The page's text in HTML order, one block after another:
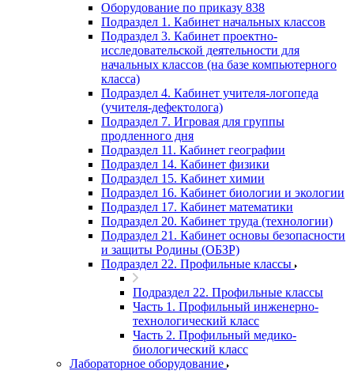
Оборудование по приказу 838
Подраздел 1. Кабинет начальных классов
Подраздел 3. Кабинет проектно-
исследовательской деятельности для
начальных классов (на базе компьютерного
класса)
Подраздел 4. Кабинет учителя-логопеда
(учителя-дефектолога)
Подраздел 7. Игровая для группы
продленного дня
Подраздел 11. Кабинет географии
Подраздел 14. Кабинет физики
Подраздел 15. Кабинет химии
Подраздел 16. Кабинет биологии и экологии
Подраздел 17. Кабинет математики
Подраздел 20. Кабинет труда (технологии)
Подраздел 21. Кабинет основы безопасности
и защиты Родины (ОБЗР)
Подраздел 22. Профильные классы
Подраздел 22. Профильные классы
Часть 1. Профильный инженерно-
технологический класс
Часть 2. Профильный медико-
биологический класс
Лабораторное оборудование